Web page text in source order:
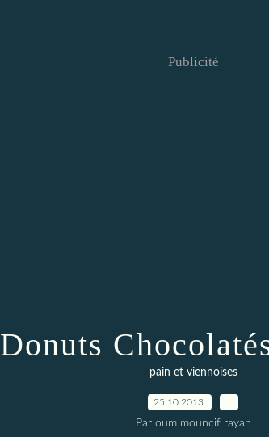
Publicité
Donuts
pain et viennoises
25.10.2013
Par oum mouncif rayan